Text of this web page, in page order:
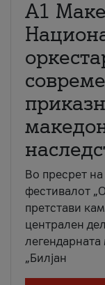
А1
Во пресрет
фестивалот
претстави
централен
„Билјан